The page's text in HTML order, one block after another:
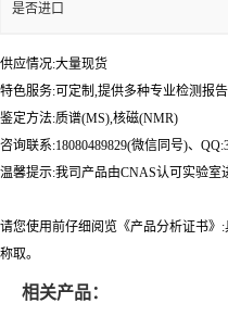
是否进口
供应情况:大量现货
特色服务:可定制,提供多种专业检测报告
鉴定方法:质谱(MS),核磁(NMR)
咨询联系:18080489829(微信同号)、
温馨提示:我司产品由CNAS认可实验
请您使用前仔细阅览《产品分析证书》
称取。
相关产品：